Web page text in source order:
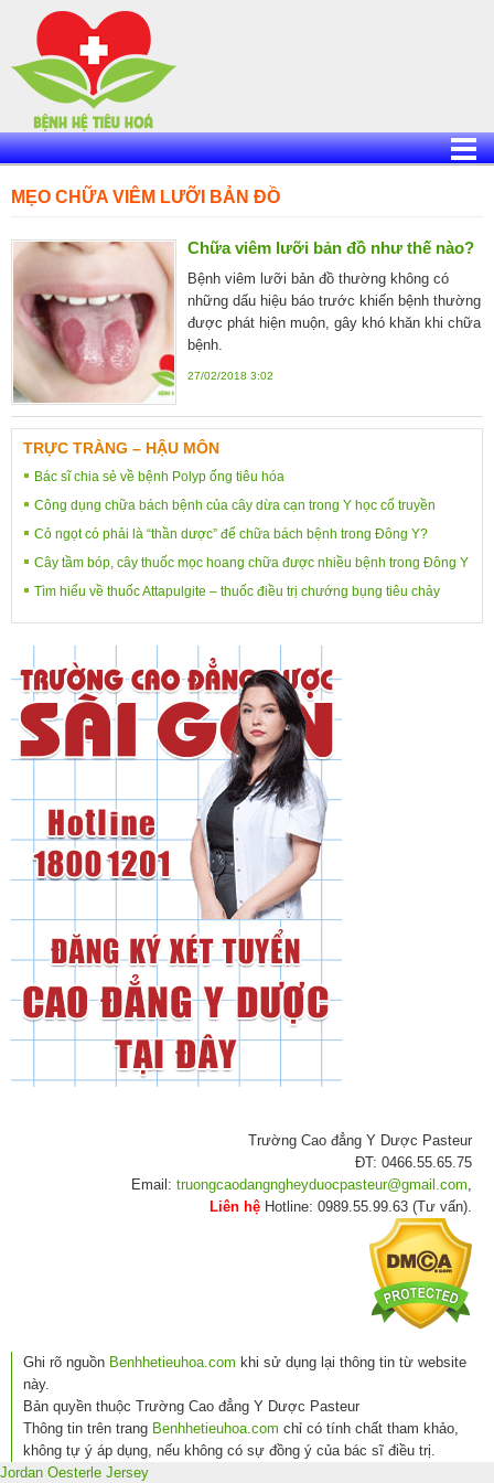
content
MẸO CHỮA VIÊM LƯỠI BẢN ĐỒ
Chữa viêm lưỡi bản đồ như thế nào?
Bệnh viêm lưỡi bản đồ thường không có
những dấu hiệu báo trước khiến bệnh thường
được phát hiện muộn, gây khó khăn khi chữa
bệnh.
27/02/2018 3:02
TRỰC TRÀNG – HẬU MÔN
Bác sĩ chia sẻ về bệnh Polyp ống tiêu hóa
Công dụng chữa bách bệnh của cây dừa cạn trong Y học cổ truyền
Cỏ ngọt có phải là “thần dược” để chữa bách bệnh trong Đông Y?
Cây tầm bóp, cây thuốc mọc hoang chữa được nhiều bệnh trong Đông Y
Tìm hiểu về thuốc Attapulgite – thuốc điều trị chướng bụng tiêu chảy
Trường Cao đẳng Y Dược Pasteur
ĐT: 0466.55.65.75
Email: truongcaodangngheyduocpasteur@gmail.com
Liên hệ Hotline: 0989.55.99.63 (Tư vấn).
Ghi rõ nguồn Benhhetieuhoa.com khi sử dụng lại thông tin từ website
này.
Bản quyền thuộc Trường Cao đẳng Y Dược Pasteur
Thông tin trên trang Benhhetieuhoa.com chỉ có tính chất tham khảo,
không tự ý áp dụng, nếu không có sự đồng ý của bác sĩ điều trị.
Jordan Oesterle Jersey